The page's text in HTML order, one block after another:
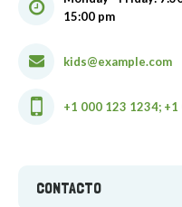
15:00 pm
kids@example.com
+1 000 123 1234;
CONTACTO